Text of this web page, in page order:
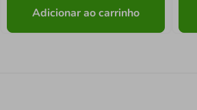
Adicionar ao carrinho